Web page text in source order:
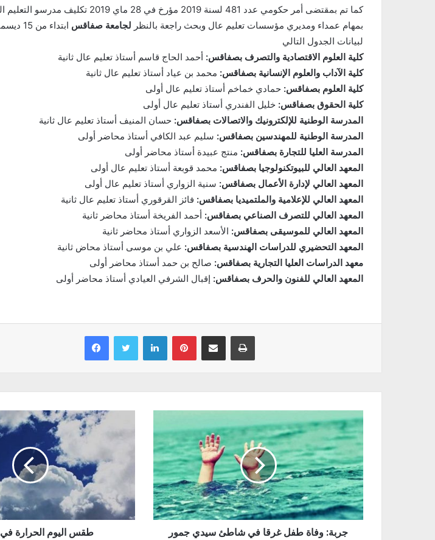
كما تم بمقتضى أمر حكومي عدد 481 لسنة 2019 مؤرخ في 28
بمهام عمداء ومديري مؤسسات تعليم عال وبحث راجعة بالنظر لجامعة صفاقس
لبيانات الجدول التالي
كلية العلوم الاقتصادية والتصرف بصفاقس: أحمد الحاج قاسم أستاذ تعليم عال ثانية
كلية الآداب والعلوم الإنسانية بصفاقس: محمد بن عياد أستاذ تعليم عال ثانية
كلية العلوم بصفاقس: حمادي خماخم أستاذ تعليم عال أولى
كلية الحقوق بصفاقس: خليل الفندري أستاذ تعليم عال أولى
المدرسة الوطنية للإلكترونيك والاتصالات بصفاقس: حسان المنيف أستاذ تعليم عال ثانية
المدرسة الوطنية للمهندسين بصفاقس: سليم عبد الكافي أستاذ محاضر أولى
المدرسة العليا للتجارة بصفاقس: منتج عبيدة أستاذ محاضر أولى
المعهد العالي للبيوتكنولوجيا بصفاقس: محمد قوبعة أستاذ تعليم عال أولى
المعهد العالي لإدارة الأعمال بصفاقس: سنية الزواري أستاذ تعليم عال أولى
المعهد العالي للإعلامية والملتميديا بصفاقس: فائز القرقوري أستاذ تعليم عال ثانية
المعهد العالي للتصرف الصناعي بصفاقس: أحمد الفريخة أستاذ محاضر ثانية
المعهد العالي للموسيقى بصفاقس: الأسعد الزواري أستاذ محاضر ثانية
المعهد التحضيري للدراسات الهندسية بصفاقس: علي بن موسى أستاذ محاض ثانية
معهد الدراسات العليا التجارية بصفاقس: صالح بن حمد أستاذ محاضر أولى
المعهد العالي للفنون والحرف بصفاقس: إقبال الشرفي العيادي أستاذ محاضر أولى
Facebook Twitter Linkedin Pinterest Partager par email Imprimer
طقس اليوم الحرارة جربة: وفاة طفل غرقا في شاطئ سيدي جمور